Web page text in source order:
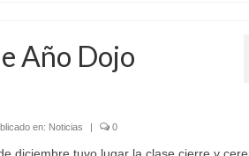
Año Dojo
en: Noticias | 0